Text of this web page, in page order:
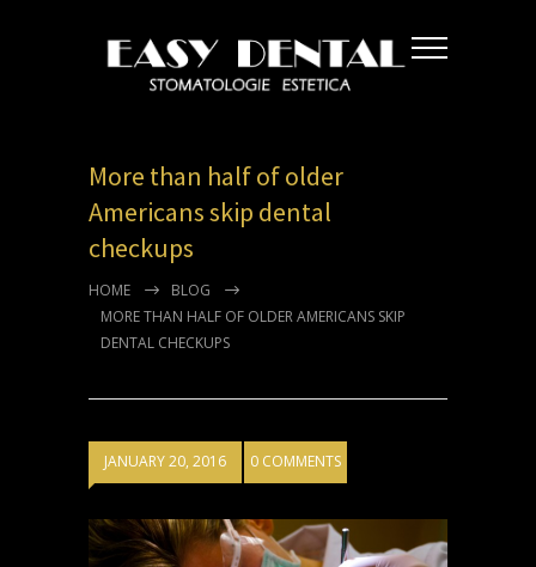
More than half of older
Americans skip dental
checkups
HOME
BLOG
MORE THAN HALF OF OLDER AMERICANS SKIP
DENTAL CHECKUPS
JANUARY 20, 2016 0 COMMENTS